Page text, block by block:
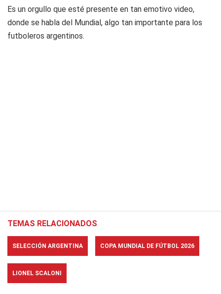
Es un orgullo que esté presente en tan emotivo video,
donde se habla del Mundial, algo tan importante para los
futboleros argentinos.
TEMAS RELACIONADOS
SELECCIÓN ARGENTINA COPA MUNDIAL DE FÚTBOL 2026
LIONEL SCALONI